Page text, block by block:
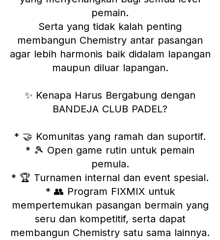
pemain.
Serta yang tidak kalah penting
membangun Chemistry antar pasangan
agar lebih harmonis baik didalam lapangan
maupun diluar lapangan.
✨ Kenapa Harus Bergabung dengan
BANDEJA CLUB PADEL?
* 🤝 Komunitas yang ramah dan suportif.
* 🎾 Open game rutin untuk pemain
pemula.
* 🏆 Turnamen internal dan event spesial.
* 👥 Program FIXMIX untuk
mempertemukan pasangan bermain yang
seru dan kompetitif, serta dapat
membangun Chemistry satu sama lainnya.